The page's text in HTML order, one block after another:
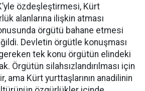
özdeşleştirmesi, Kürt
alanlarına ilişkin atması
örgütü bahane etmesi
Devletin örgütle konuşması
tek konu örgütün elindeki
Örgütün silahsızlandırılması için
ama Kürt yurttaşlarının anadilinin